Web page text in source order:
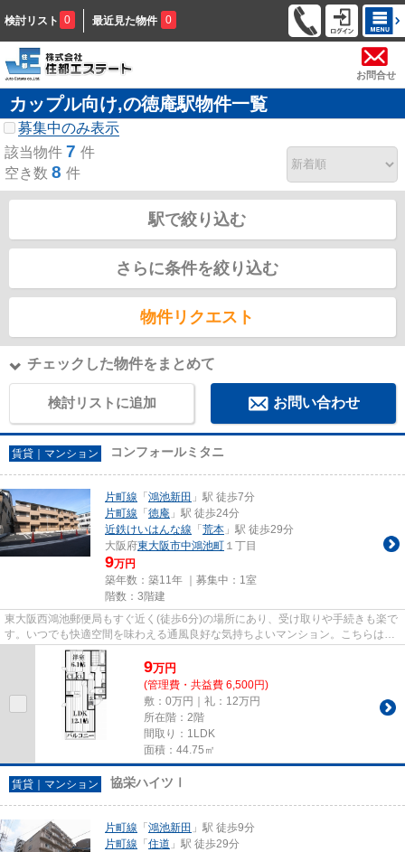
検討リスト 0 最近見た物件 0
お問合せ
カップル向け,の徳庵駅物件一覧
募集中のみ表示
該当物件 7 件
空き数 8 件
駅で絞り込む
さらに条件を絞り込む
物件リクエスト
チェックした物件をまとめて
検討リストに追加 お問い合わせ
賃貸｜マンション コンフォールミタニ
片町線 「 鴻池新田 」駅 徒歩7分
片町線 「 徳庵 」駅 徒歩24分
近鉄けいはんな線 「 荒本 」駅 徒歩29分
大阪府東大阪市中鴻池町 １丁目
9万円
築年数：築11年 ｜募集中： 1室
階数：3階建
東大阪西鴻池郵便局もすぐ近く(徒歩6分)の場所にあり、受け取りや手続きも楽で
す。いつでも快適空間を味わえる通風良好な気持ちよいマンション。こちらはマ
ンションタイプになります。...
9万円
(管理費・共益費 6,500円)
敷：0万円｜礼：12万円
所在階：2階
間取り：1LDK
面積：44.75㎡
賃貸｜マンション 協栄ハイツⅠ
片町線 「 鴻池新田 」駅 徒歩9分
片町線 「 住道 」駅 徒歩29分